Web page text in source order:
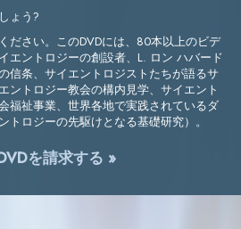
ょう?
ださい。このDVDには、80本以上のビデ
エントロジーの創設者、L. ロン ハバード
信条、サイエントロジストたちが語るサ
ントロジー教会の構内見学、サイエント
福祉事業、世界各地で実践されているダ
トロジーの先駆けとなる基礎研究）。
を請求する »